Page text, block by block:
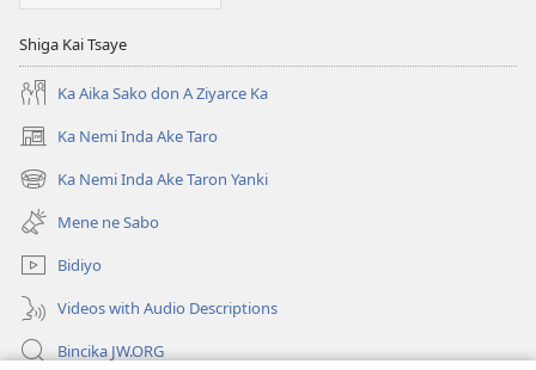
Shiga Kai Tsaye
Ka Aika Sako don A Ziyarce Ka
Ka Nemi Inda Ake Taro
(opens
new
window)
Ka Nemi Inda Ake Taron Yanki
(opens
new
window)
Mene ne Sabo
Bidiyo
Videos with Audio Descriptions
Bincika JW.ORG